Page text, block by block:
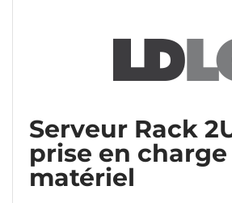
Serveur Rack
prise en charge
matériel